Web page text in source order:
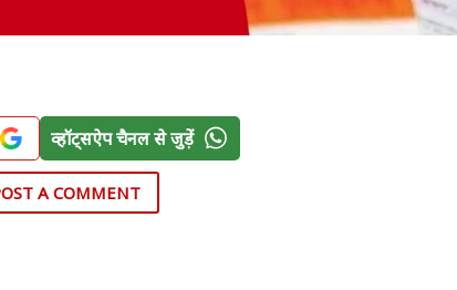
व्हॉट्सऐप चैनल से जुड़ें
A COMMENT